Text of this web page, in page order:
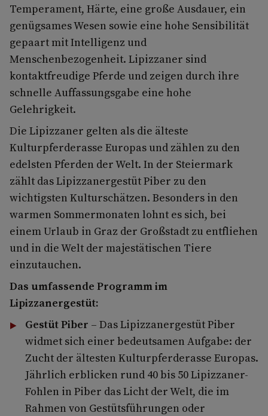
Temperament, Härte, eine große Ausdauer, ein
genügsames Wesen sowie eine hohe Sensibilität
gepaart mit Intelligenz und
Menschenbezogenheit. Lipizzaner sind
kontaktfreudige Pferde und zeigen durch ihre
schnelle Auffassungsgabe eine hohe
Gelehrigkeit.
Die Lipizzaner gelten als die älteste
Kulturpferderasse Europas und zählen zu den
edelsten Pferden der Welt. In der Steiermark
zählt das Lipizzanergestüt Piber zu den
wichtigsten Kulturschätzen. Besonders in den
warmen Sommermonaten lohnt es sich, bei
einem Urlaub in Graz der Großstadt zu entfliehen
und in die Welt der majestätischen Tiere
einzutauchen.
Das umfassende Programm im
Lipizzanergestüt:
Gestüt Piber – Das Lipizzanergestüt Piber
widmet sich einer bedeutsamen Aufgabe: der
Zucht der ältesten Kulturpferderasse Europas.
Jährlich erblicken rund 40 bis 50 Lipizzaner-
Fohlen in Piber das Licht der Welt, die im
Rahmen von Gestütsführungen oder